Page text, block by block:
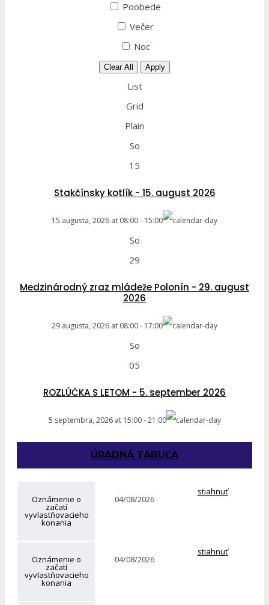
Poobede
Večer
Noc
Clear All Apply
List
Grid
Plain
So
15
Stakčínsky kotlík - 15. august 2026
15 augusta, 2026 at 08:00- 15:00
So
29
Medzinárodný zraz mládeže Polonín - 29. august
2026
29 augusta, 2026 at 08:00- 17:00
So
05
ROZLÚČKA S LETOM - 5. september 2026
5 septembra, 2026 at 15:00-21:00
ÚRADNÁ TABUĽA
Oznámenie o
začatí
vyvlastňovacieho
konania
04/08/2026
stiahnuť
Oznámenie o
začatí
vyvlastňovacieho
konania
04/08/2026
stiahnuť